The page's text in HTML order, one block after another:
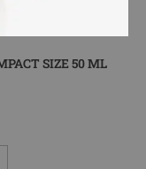
SIZE 50 ML